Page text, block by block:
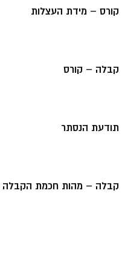
קורס – מידת העצלות
קבלה – קורס
תודעת הנסתר
קבלה – מהות חכמת הקבלה